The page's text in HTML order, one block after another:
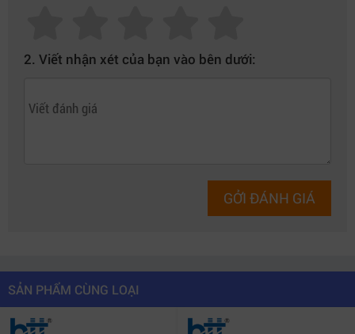
2. Viết nhận xét của bạn vào bên dưới:
GỞI ĐÁNH GIÁ
SẢN PHẨM CÙNG LOẠI